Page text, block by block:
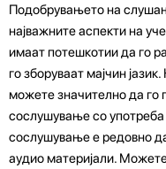
Подобрувањето на
најважните аспекти на
имаат потешкотии да го
го зборуваат мајчин
можете значително да го
сослушување со
сослушување е редовно
аудио материјали.